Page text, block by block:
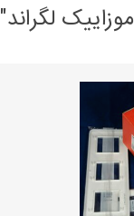
موزاییک لگراند"